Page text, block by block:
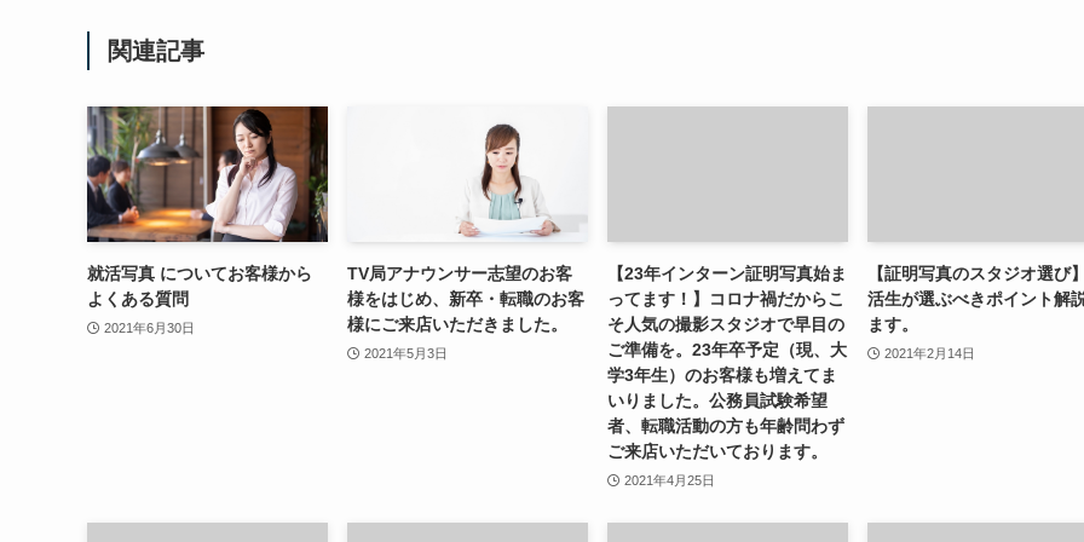
関連記事
就活写真 についてお客様から
よくある質問
2021年6月30日
TV局アナウンサー志望のお客
様をはじめ、新卒・転職のお客
様にご来店いただきました。
2021年5月3日
【23年インターン証明写真始ま
ってます！】コロナ禍だからこ
そ人気の撮影スタジオで早目の
ご準備を。23年卒予定（現、大
学3年生）のお客様も増えてま
いりました。公務員試験希望
者、転職活動の方も年齢問わず
ご来店いただいております。
2021年4月25日
【証明写真のスタジオ選び
活生が選ぶべきポイント解
ます。
2021年2月14日